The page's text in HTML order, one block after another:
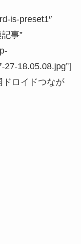
is-preset1″
事”
27-18.05.08.jpg”]
ドロイドつなが